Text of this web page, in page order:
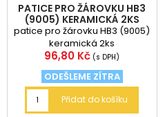
PATICE PRO ŽÁROVKU HB3
(9005) KERAMICKÁ 2KS
patice pro žárovku HB3 (9005)
keramická 2ks
Cena
96,80 Kč (s DPH)
ODEŠLEME ZÍTRA
Přidat do košíku